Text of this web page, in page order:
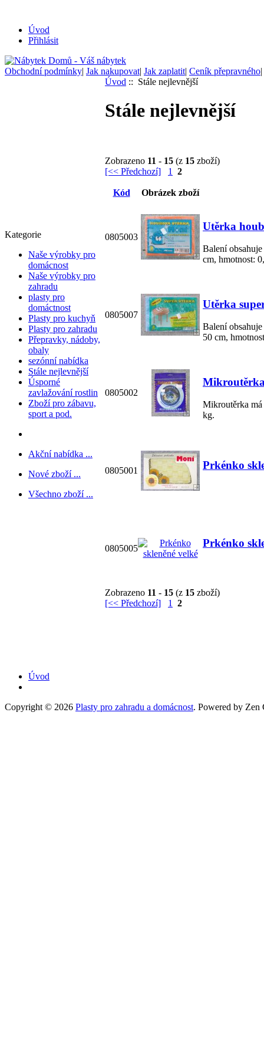
Úvod
Přihlásit
Obchodní podmínky| Jak nakupovat| Jak zaplatit| Ceník přepravného|
Kategorie
Naše výrobky pro
domácnost
Naše výrobky pro
zahradu
plasty pro
domáctnost
Plasty pro kuchyň
Plasty pro zahradu
Přepravky, nádoby,
obaly
sezónní nabídka
Stále nejlevnější
Úsporné
zavlažování rostlin
Zboží pro zábavu,
sport a pod.
Akční nabídka ...
Nové zboží ...
Všechno zboží ...
Úvod :: Stále nejlevnější
Stále nejlevnější
Zobrazeno 11 - 15 (z 15 zboží)
[<< Předchozí]
1 2
Kód Obrázek zboží
0805003
Utěrka
Balení
cm, hmotnost:
0805007
Utěrka
Balení
50 cm,
0805002
Mikroutěrka
kg.
0805001 Prkénko
0805005 Prkénko
Zobrazeno 11 - 15 (z 15 zboží)
[<< Předchozí]
1 2
Úvod
Copyright © 2026 Plasty pro zahradu a domácnost. Powered by Zen